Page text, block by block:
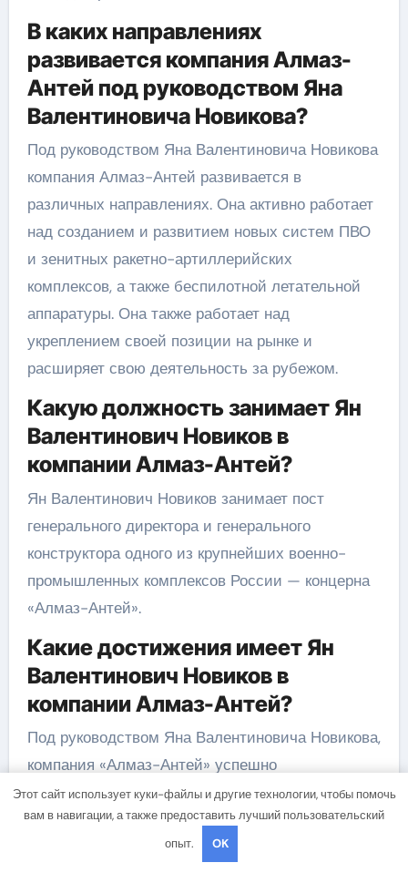
В каких направлениях
развивается компания Алмаз-
Антей под руководством Яна
Валентиновича Новикова?
Под руководством Яна Валентиновича Новикова
компания Алмаз-Антей развивается в
различных направлениях. Она активно работает
над созданием и развитием новых систем ПВО
и зенитных ракетно-артиллерийских
комплексов, а также беспилотной летательной
аппаратуры. Она также работает над
укреплением своей позиции на рынке и
расширяет свою деятельность за рубежом.
Какую должность занимает Ян
Валентинович Новиков в
компании Алмаз-Антей?
Ян Валентинович Новиков занимает пост
генерального директора и генерального
конструктора одного из крупнейших военно-
промышленных комплексов России — концерна
«Алмаз-Антей».
Какие достижения имеет Ян
Валентинович Новиков в
компании Алмаз-Антей?
Под руководством Яна Валентиновича Новикова,
компания «Алмаз-Антей» успешно
разрабатывает и производит современные
системы ПВО и АРМБ, которые применяются в
вооруженных силах России и экспортируются в
Этот сайт использует куки-файлы и другие технологии, чтобы помочь
вам в навигации, а также предоставить лучший пользовательский
опыт.
OK